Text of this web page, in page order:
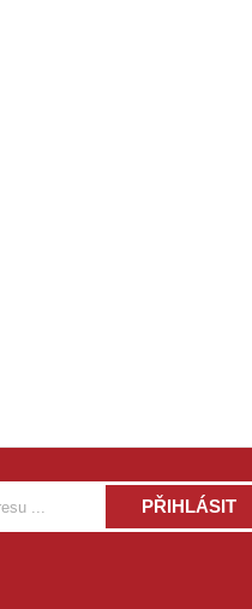
PŘIHLÁSIT